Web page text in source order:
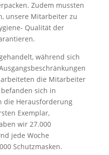
Zudem mussten
unsere Mitarbeiter zu
Qualität der
während sich
die Mitarbeiter
sich in
die Herausforderung
Exemplar,
wir 27.000
jede Woche
Schutzmasken.